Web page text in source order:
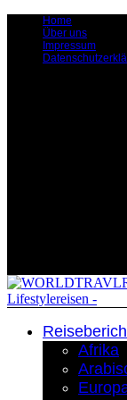
Home
Über uns
Impressum
Afrika